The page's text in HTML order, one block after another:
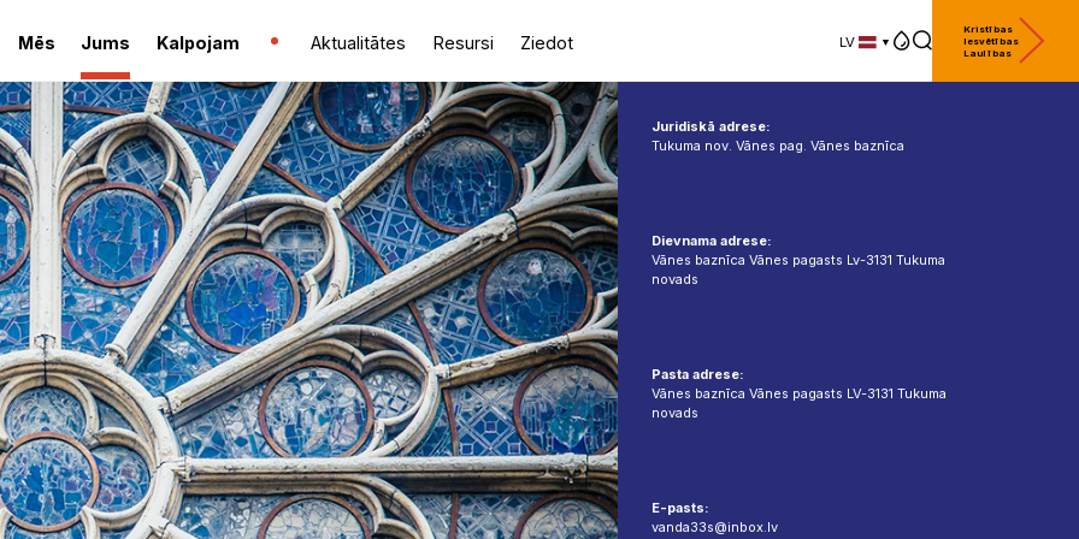
Mēs Jums Kalpojam Aktualitātes Resursi Ziedot
LV
Kristības
Iesvētības
Laulības
Juridiskā adrese:
Tukuma nov. Vānes pag. Vānes baznīca
Dievnama adrese:
Vānes baznīca Vānes pagasts Lv-3131 Tukuma
novads
Pasta adrese:
Vānes baznīca Vānes pagasts LV-3131 Tukuma
novads
E-pasts:
vanda33s@inbox.lv